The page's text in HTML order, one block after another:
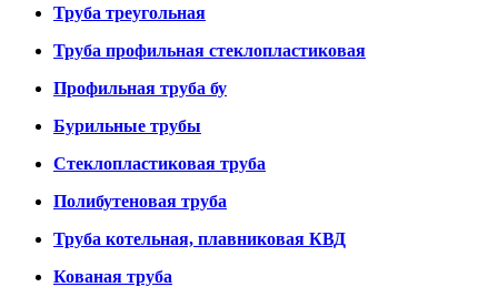
Труба треугольная
Труба профильная стеклопластиковая
Профильная труба бу
Бурильные трубы
Стеклопластиковая труба
Полибутеновая труба
Труба котельная, плавниковая КВД
Кованая труба